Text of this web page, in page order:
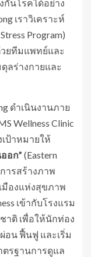
นโรคได้อย่าง
เราวิเคราะห์
Program)
วย​ทีมแพทย์และ
ลร่างกายและ
ดำเนินงานภาย
Wellness Clinic
เป้าหมายให้
อก” (Eastern
ารสร้างภาพ
มืองแห่งสุขภาพ
เข้ากับโรงแรม
าติ เพื่อให้นักท่อง
อน ฟื้นฟู และเริ่ม
ตรฐานการดูแล